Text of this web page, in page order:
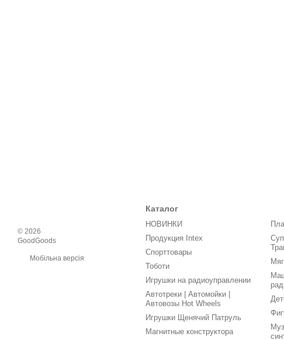
© 2026
GoodGoods
Мобільна версія
Каталог
НОВИНКИ
Продукция Intex
Спорттовары
Тоботи
Игрушки на радиоуправлении
Автотреки | Автомойки |
Автовозы Hot Wheels
Игрушки Щенячий Патруль
Магнитные конструктора